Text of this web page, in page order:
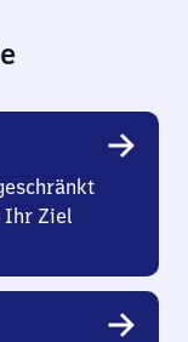
Ihr Ziel